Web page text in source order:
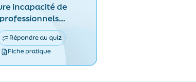
incapacité de
Répondre au quiz
Fiche pratique